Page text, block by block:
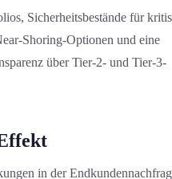
Sicherheits­bestände für
Shoring-Option­en und eine
über Tier-2- und Tier-3-
in der